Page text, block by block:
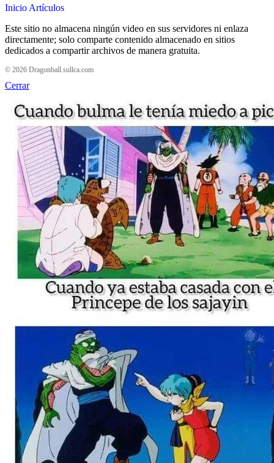
Inicio Artículos
Este sitio no almacena ningún video en sus servidores ni enlaza
directamente; solo comparte contenido almacenado en sitios
dedicados a compartir archivos de manera gratuita.
© 2026 Dragonball.sullca.com
Cerrar